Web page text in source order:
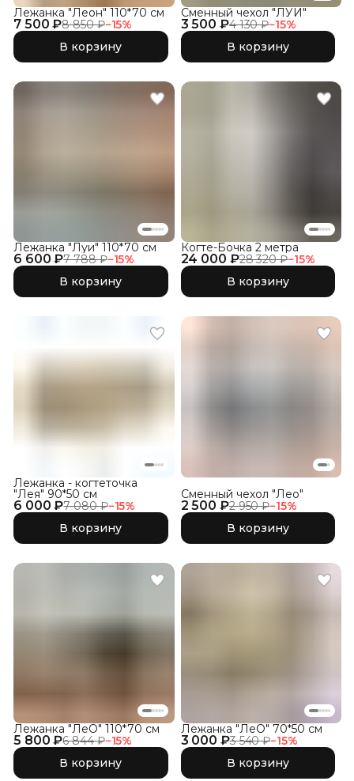
7 500 ₽8 850 ₽−15%
Лежанка "Леон" 110*70 см
В корзину
3 500 ₽4 130 ₽−15%
Сменный чехол "ЛУИ"
В корзину
6 600 ₽7 788 ₽−15%
Лежанка "Луи" 110*70 см
В корзину
24 000 ₽28 320 ₽−15%
Когте-Бочка 2 метра
В корзину
6 000 ₽7 080 ₽−15%
Лежанка - когтеточка
"Лея" 90*50 см
В корзину
2 500 ₽2 950 ₽−15%
Сменный чехол "Лео"
В корзину
5 800 ₽6 844 ₽−15%
Лежанка "ЛеО" 110*70 см
В корзину
3 000 ₽3 540 ₽−15%
Лежанка "ЛеО" 70*50 см
В корзину